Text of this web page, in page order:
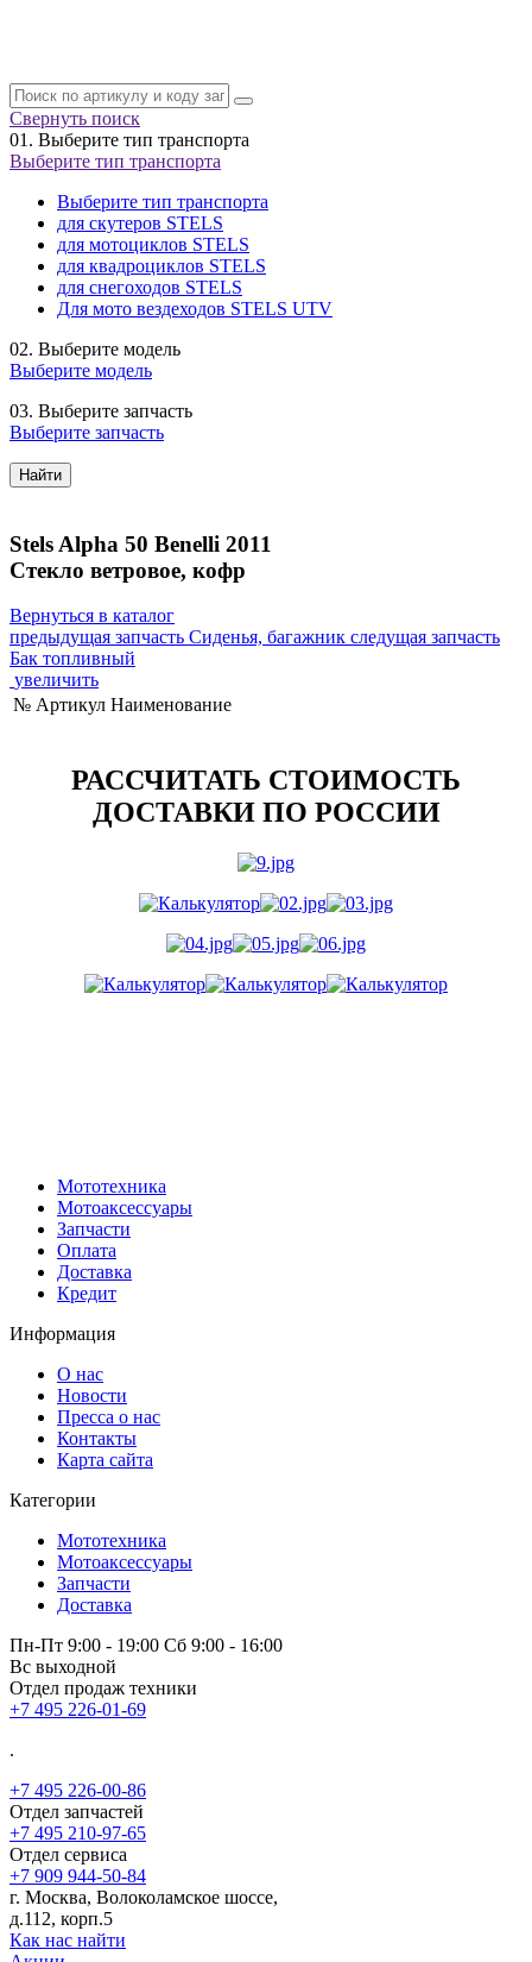
Свернуть поиск
01. Выберите тип транспорта
Выберите тип транспорта
Выберите тип транспорта
для скутеров STELS
для мотоциклов STELS
для квадроциклов STELS
для снегоходов STELS
Для мото вездеходов STELS UTV
02. Выберите модель
Выберите модель
03. Выберите запчасть
Выберите запчасть
Найти
Stels Alpha 50 Benelli 2011
Стекло ветровое, кофр
Вернуться в каталог
предыдущая запчасть Сиденья, багажник следущая запчасть
Бак топливный
увеличить
№ Артикул Наименование
РАССЧИТАТЬ СТОИМОСТЬ
ДОСТАВКИ ПО РОССИИ
Мототехника
Мотоаксессуары
Запчасти
Оплата
Доставка
Кредит
Информация
О нас
Новости
Пресса о нас
Контакты
Карта сайта
Категории
Мототехника
Мотоаксессуары
Запчасти
Доставка
Пн-Пт 9:00 - 19:00 Сб 9:00 - 16:00
Вс выходной
Отдел продаж техники
+7 495 226-01-69
.
+7 495 226-00-86
Отдел запчастей
+7 495 210-97-65
Отдел сервиса
+7 909 944-50-84
г. Москва, Волоколамское шоссе,
д.112, корп.5
Как нас найти